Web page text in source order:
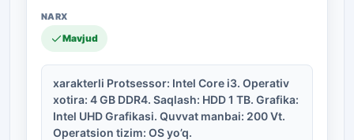
Mavjud
xarakterli Protsessor: Intel Core i3. Operativ
xotira: 4 GB DDR4. Saqlash: HDD 1 TB. Grafika:
Intel UHD Grafikasi. Quvvat manbai: 200 Vt.
Operatsion tizim: OS yo’q.